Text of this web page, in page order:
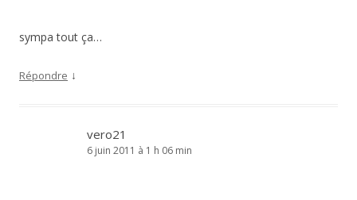
sympa tout ça…
Répondre ↓
vero21
6 juin 2011 à 1 h 06 min